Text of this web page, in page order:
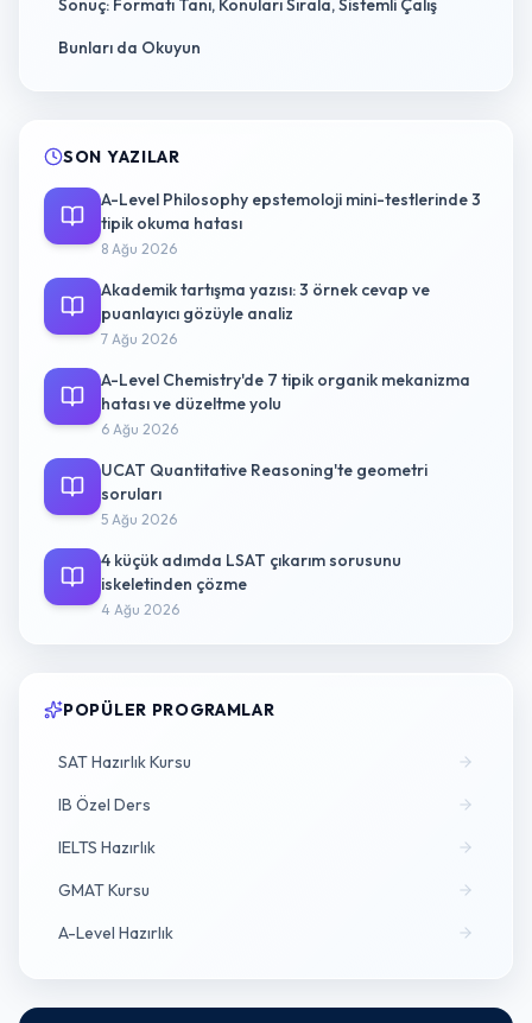
Sonuç: Formatı Tanı, Konuları Sırala, Sistemli Çalış
Bunları da Okuyun
SON YAZILAR
A-Level Philosophy epstemoloji mini-testlerinde 3
tipik okuma hatası
8 Ağu 2026
Akademik tartışma yazısı: 3 örnek cevap ve
puanlayıcı gözüyle analiz
7 Ağu 2026
A-Level Chemistry'de 7 tipik organik mekanizma
hatası ve düzeltme yolu
6 Ağu 2026
UCAT Quantitative Reasoning'te geometri
soruları
5 Ağu 2026
4 küçük adımda LSAT çıkarım sorusunu
iskeletinden çözme
4 Ağu 2026
POPÜLER PROGRAMLAR
SAT Hazırlık Kursu
IB Özel Ders
IELTS Hazırlık
GMAT Kursu
A-Level Hazırlık